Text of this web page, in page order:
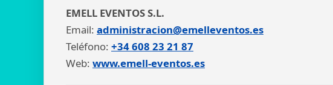
EMELL EVENTOS S.L.
Email: administracion@emelleventos.es
Teléfono: +34 608 23 21 87
Web: www.emell-eventos.es